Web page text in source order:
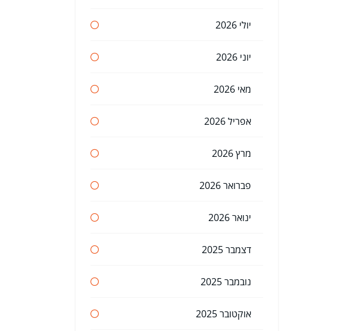
יולי 2026
יוני 2026
מאי 2026
אפריל 2026
מרץ 2026
פברואר 2026
ינואר 2026
דצמבר 2025
נובמבר 2025
אוקטובר 2025